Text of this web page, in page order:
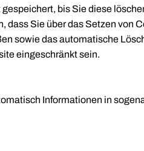
bis Sie diese
Sie über das Setzen von
sowie das automatische
eingeschränkt sein.
Informationen in